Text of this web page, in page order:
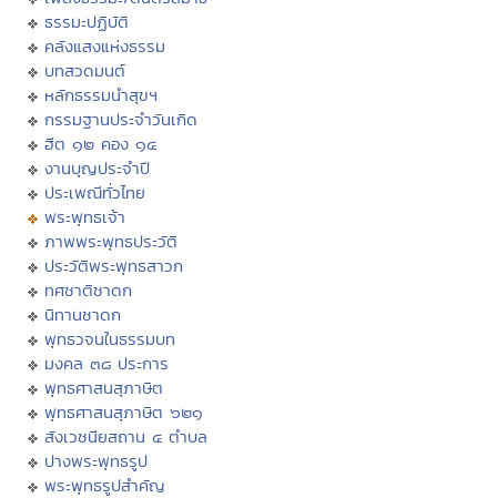
ธรรมะปฏิบัติ
คลังแสงแห่งธรรม
บทสวดมนต์
หลักธรรมนำสุขฯ
กรรมฐานประจำวันเกิด
ฮีต ๑๒ คอง ๑๔
งานบุญประจำปี
ประเพณีทั่วไทย
พระพุทธเจ้า
ภาพพระพุทธประวัติ
ประวัติพระพุทธสาวก
ทศชาติชาดก
นิทานชาดก
พุทธวจนในธรรมบท
มงคล ๓๘ ประการ
พุทธศาสนสุภาษิต
พุทธศาสนสุภาษิต ๖๒๑
สังเวชนียสถาน ๔ ตำบล
ปางพระพุทธรูป
พระพุทธรูปสำคัญ